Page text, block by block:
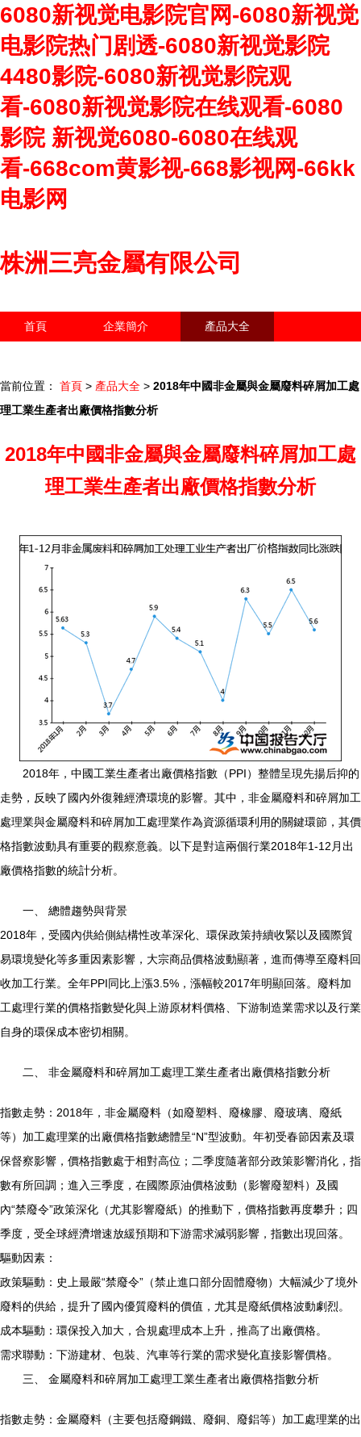
6080新视觉电影院官网-6080新视觉
电影院热门剧透-6080新视觉影院
4480影院-6080新视觉影院观
看-6080新视觉影院在线观看-6080
影院 新视觉6080-6080在线观
看-668com黄影视-668影视网-66kk
电影网
株洲三亮金屬有限公司
首頁 企業簡介 產品大全
當前位置： 首頁 > 產品大全 > 2018年中國非金屬與金屬廢料碎屑加工處
理工業生產者出廠價格指數分析
2018年中國非金屬與金屬廢料碎屑加工處
理工業生產者出廠價格指數分析
2018年，中國工業生產者出廠價格指數（PPI）整體呈現先揚后抑的
走勢，反映了國內外復雜經濟環境的影響。其中，非金屬廢料和碎屑加工
處理業與金屬廢料和碎屑加工處理業作為資源循環利用的關鍵環節，其價
格指數波動具有重要的觀察意義。以下是對這兩個行業2018年1-12月出
廠價格指數的統計分析。
一、 總體趨勢與背景
2018年，受國內供給側結構性改革深化、環保政策持續收緊以及國際貿
易環境變化等多重因素影響，大宗商品價格波動顯著，進而傳導至廢料回
收加工行業。全年PPI同比上漲3.5%，漲幅較2017年明顯回落。廢料加
工處理行業的價格指數變化與上游原材料價格、下游制造業需求以及行業
自身的環保成本密切相關。
二、 非金屬廢料和碎屑加工處理工業生產者出廠價格指數分析
指數走勢：2018年，非金屬廢料（如廢塑料、廢橡膠、廢玻璃、廢紙
等）加工處理業的出廠價格指數總體呈“N”型波動。年初受春節因素及環
保督察影響，價格指數處于相對高位；二季度隨著部分政策影響消化，指
數有所回調；進入三季度，在國際原油價格波動（影響廢塑料）及國
內“禁廢令”政策深化（尤其影響廢紙）的推動下，價格指數再度攀升；四
季度，受全球經濟增速放緩預期和下游需求減弱影響，指數出現回落。
驅動因素：
政策驅動：史上最嚴“禁廢令”（禁止進口部分固體廢物）大幅減少了境外
廢料的供給，提升了國內優質廢料的價值，尤其是廢紙價格波動劇烈。
成本驅動：環保投入加大，合規處理成本上升，推高了出廠價格。
需求聯動：下游建材、包裝、汽車等行業的需求變化直接影響價格。
三、 金屬廢料和碎屑加工處理工業生產者出廠價格指數分析
指數走勢：金屬廢料（主要包括廢鋼鐵、廢銅、廢鋁等）加工處理業的出